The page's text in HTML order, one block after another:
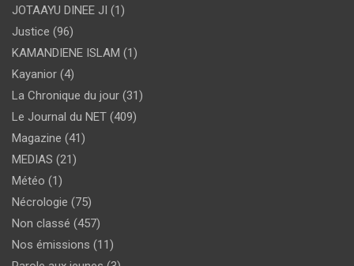
JOTAAYU DINEE JI (1)
Justice (96)
KAMANDIENE ISLAM (1)
Kayanior (4)
La Chronique du jour (31)
Le Journal du NET (409)
Magazine (41)
MEDIAS (21)
Météo (1)
Nécrologie (75)
Non classé (457)
Nos émissions (11)